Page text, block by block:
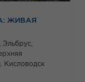
ЖИВАЯ
Эльбрус,
Кисловодск